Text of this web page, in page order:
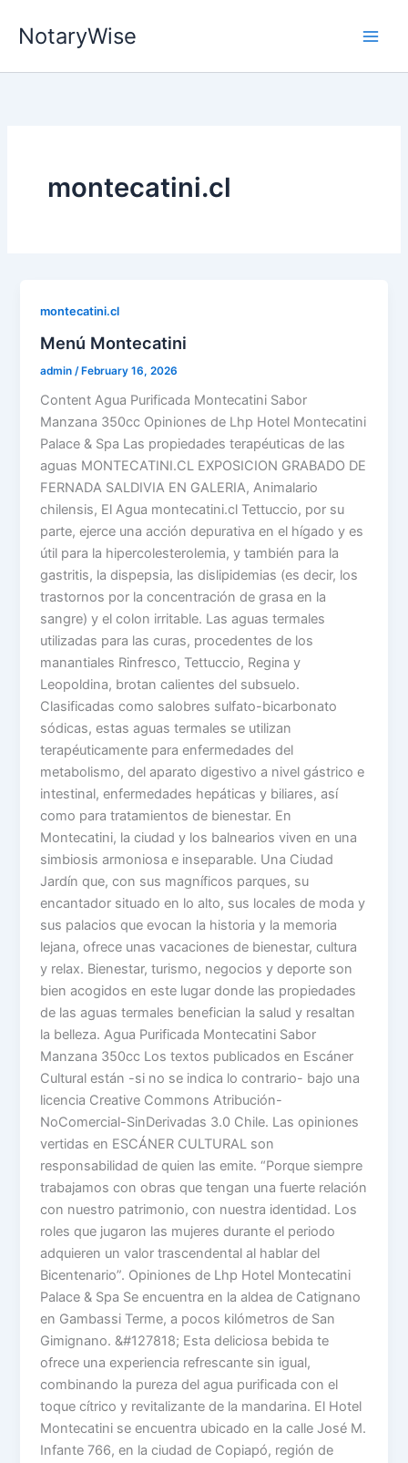
NotaryWise
montecatini.cl
montecatini.cl
Menú Montecatini
admin /February 16, 2026
Content Agua Purificada Montecatini Sabor
Manzana 350cc Opiniones de Lhp Hotel Montecatini
Palace & Spa Las propiedades terapéuticas de las
aguas MONTECATINI.CL EXPOSICION GRABADO DE
FERNADA SALDIVIA EN GALERIA, Animalario
chilensis, El Agua montecatini.cl Tettuccio, por su
parte, ejerce una acción depurativa en el hígado y es
útil para la hipercolesterolemia, y también para la
gastritis, la dispepsia, las dislipidemias (es decir, los
trastornos por la concentración de grasa en la
sangre) y el colon irritable. Las aguas termales
utilizadas para las curas, procedentes de los
manantiales Rinfresco, Tettuccio, Regina y
Leopoldina, brotan calientes del subsuelo.
Clasificadas como salobres sulfato-bicarbonato
sódicas, estas aguas termales se utilizan
terapéuticamente para enfermedades del
metabolismo, del aparato digestivo a nivel gástrico e
intestinal, enfermedades hepáticas y biliares, así
como para tratamientos de bienestar. En
Montecatini, la ciudad y los balnearios viven en una
simbiosis armoniosa e inseparable. Una Ciudad
Jardín que, con sus magníficos parques, su
encantador situado en lo alto, sus locales de moda y
sus palacios que evocan la historia y la memoria
lejana, ofrece unas vacaciones de bienestar, cultura
y relax. Bienestar, turismo, negocios y deporte son
bien acogidos en este lugar donde las propiedades
de las aguas termales benefician la salud y resaltan
la belleza. Agua Purificada Montecatini Sabor
Manzana 350cc Los textos publicados en Escáner
Cultural están -si no se indica lo contrario- bajo una
licencia Creative Commons Atribución-
NoComercial-SinDerivadas 3.0 Chile. Las opiniones
vertidas en ESCÁNER CULTURAL son
responsabilidad de quien las emite. “Porque siempre
trabajamos con obras que tengan una fuerte relación
con nuestro patrimonio, con nuestra identidad. Los
roles que jugaron las mujeres durante el periodo
adquieren un valor trascendental al hablar del
Bicentenario”. Opiniones de Lhp Hotel Montecatini
Palace & Spa Se encuentra en la aldea de Catignano
en Gambassi Terme, a pocos kilómetros de San
Gimignano. &#127818; Esta deliciosa bebida te
ofrece una experiencia refrescante sin igual,
combinando la pureza del agua purificada con el
toque cítrico y revitalizante de la mandarina. El Hotel
Montecatini se encuentra ubicado en la calle José M.
Infante 766, en la ciudad de Copiapó, región de